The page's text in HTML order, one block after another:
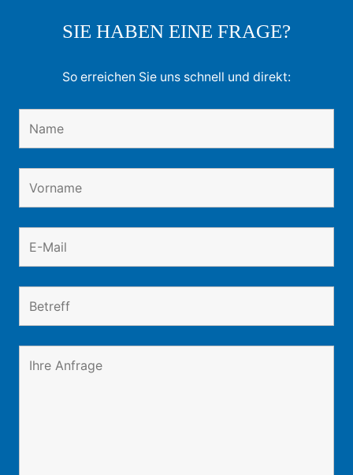
SIE HABEN EINE FRAGE?
So erreichen Sie uns schnell und direkt: